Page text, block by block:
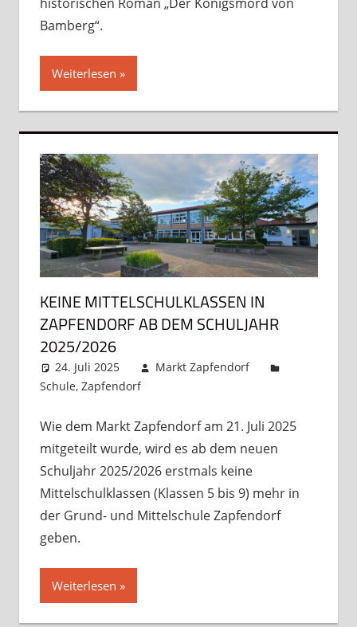
Bamberg“.
Weiterlesen
KEINE MITTELSCHULKLASSEN IN
ZAPFENDORF AB DEM SCHULJAHR
2025/2026
24. Juli 2025
Markt Zapfendorf
Schule, Zapfendorf
Wie dem Markt Zapfendorf am 21. Juli 2025
mitgeteilt wurde, wird es ab dem neuen
Schuljahr 2025/2026 erstmals keine
Mittelschulklassen (Klassen 5 bis 9) mehr in
der Grund- und Mittelschule Zapfendorf
geben.
Weiterlesen